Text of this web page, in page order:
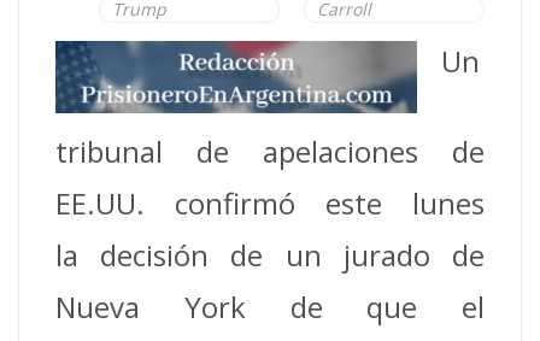
Carroll
Trump
Un
tribunal de apelaciones de
EE.UU. confirmó este lunes
la decisión de un jurado de
Nueva York de que el